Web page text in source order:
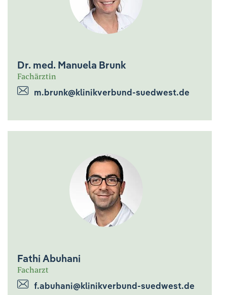
Dr. med. Manuela Brunk
Fachärztin
m.brunk@klinikverbund-suedwest.de
Fathi Abuhani
Facharzt
f.abuhani@klinikverbund-suedwest.de